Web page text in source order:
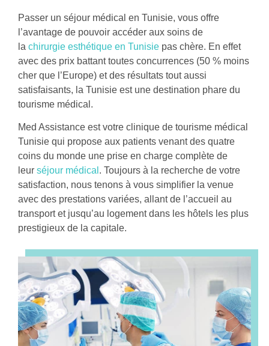
Passer un séjour médical en Tunisie, vous offre
l’avantage de pouvoir accéder aux soins de
la chirurgie esthétique en Tunisie pas chère. En effet
avec des prix battant toutes concurrences (50 % moins
cher que l’Europe) et des résultats tout aussi
satisfaisants, la Tunisie est une destination phare du
tourisme médical.
Med Assistance est votre clinique de tourisme médical
Tunisie qui propose aux patients venant des quatre
coins du monde une prise en charge complète de
leur séjour médical . Toujours à la recherche de votre
satisfaction, nous tenons à vous simplifier la venue
avec des prestations variées, allant de l’accueil au
transport et jusqu’au logement dans les hôtels les plus
prestigieux de la capitale.